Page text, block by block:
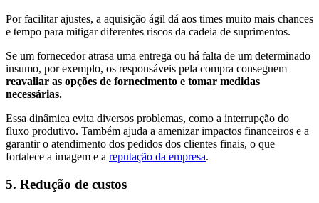
Por facilitar ajustes, a aquisição ágil dá aos times muito mais chances
e tempo para mitigar diferentes riscos da cadeia de suprimentos.
Se um fornecedor atrasa uma entrega ou há falta de um determinado
insumo, por exemplo, os responsáveis pela compra conseguem
reavaliar as opções de fornecimento e tomar medidas
necessárias.
Essa dinâmica evita diversos problemas, como a interrupção do
fluxo produtivo. Também ajuda a amenizar impactos financeiros e a
garantir o atendimento dos pedidos dos clientes finais, o que
fortalece a imagem e a reputação da empresa.
5. Redução de custos